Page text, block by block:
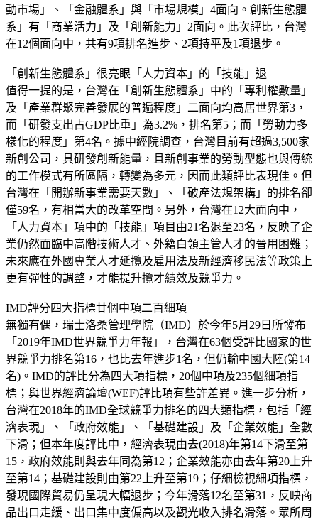
動市場」、「金融體系」與「市場規模」4面向。創新生態體
系」有「商業活力」及「創新能力」2面向。此次評比，台灣
在12個面向中，共有9項排名進步、2項持平及1項退步。
「創新生態體系」很亮眼「人力資本」的「技能」退
值得一提的是，台灣在「創新生態體系」中的「專利權數量」
及「產業群聚完善發展的普遍程度」二面向均高居世界第3，
而「研發支出占GDP比重」為3.2%，排名第5；而「勞動力多
樣化的程度」第4名。據中經院調查，台灣目前有超過3,500家
新創公司，具研發創新能量，且新創事業的勞動型態也與傳統
的工作模式有所區隔，轉變為多元，因而此類評比表現佳。但
台灣在「開辦新事業需要天數」、「破產法規架構」的排名卻
僅59名，有相當大的改革空間。另外，台灣在12大面向中，
「人力資本」項中的「技能」項目由21名退至23名，反映了企
業仍然面臨中高階技術人才、外籍白領主管人才的晉用困難；
未來應在外國專業人才延攬及雇用法及新經濟移民法等政策上
更有彈性的調整，才能提升攬才績效及競爭力。
IMD評分四大指標廿個中項二百細項
無獨有偶，瑞士洛桑管理學院（IMD）於今年5月29日所發布
「2019年IMD世界競爭力年報」，台灣在63個受評比國家的世
界競爭力排名第16，也比去年進步1名，但仍輸中國大陸(第14
名)。IMD的評比分為四大項指標，20個中項及235個細項指
標；與世界經濟論壇(WEF)評比項有些許差異。進一步分析，
台灣在2018年的IMD全球競爭力排名的四大類指標，包括「經
濟表現」、「政府效能」、「基礎建設」及「企業效能」全數
下滑；但本年度評比中，經濟表現由去(2018)年第14下滑至第
15，政府效能則與去年同為第12；企業效能亦由去年第20上升
至第14；基礎建設則由第22上升至第19；仔細檢視細項指標，
發現國際貿易仍呈現大幅退步；今年滑落12名至第31，反映商
品出口走緩、出口集中度偏高以及觀光收入排名滑落。眾所周